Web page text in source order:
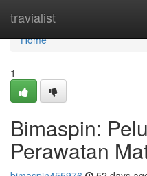
travialist
Home
Home
1
Bimaspin:
Perawatan